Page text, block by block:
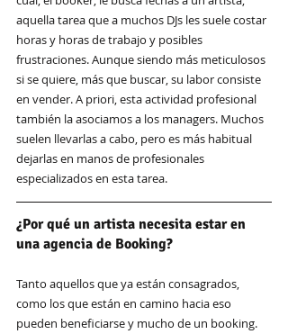
aquella tarea que a muchos DJs les suele costar
horas y horas de trabajo y posibles
frustraciones. Aunque siendo más meticulosos
si se quiere, más que buscar, su labor consiste
en vender. A priori, esta actividad profesional
también la asociamos a los managers. Muchos
suelen llevarlas a cabo, pero es más habitual
dejarlas en manos de profesionales
especializados en esta tarea.
¿Por qué un artista necesita estar en
una agencia de Booking?
Tanto aquellos que ya están consagrados,
como los que están en camino hacia eso
pueden beneficiarse y mucho de un booking.